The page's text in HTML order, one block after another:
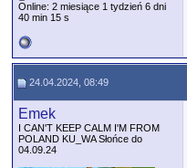
Online: 2 miesiące 1 tydzień 6 dni
40 min 15 s
24.04.2024, 08:49
Emek
I CAN'T KEEP CALM I'M FROM
POLAND KU_WA Słońce do
04.09.24